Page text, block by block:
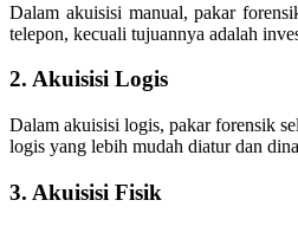
Dalam akuisisi manual, pakar
telepon, kecuali tujuannya adalah
2. Akuisisi Logis
Dalam akuisisi logis, pakar forensik
logis yang lebih mudah diatur dan
3. Akuisisi Fisik